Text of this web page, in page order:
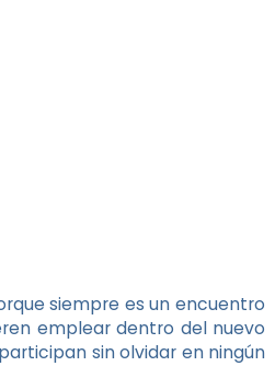
siempre es un encuentro
emplear dentro del nuevo
sin olvidar en ningún